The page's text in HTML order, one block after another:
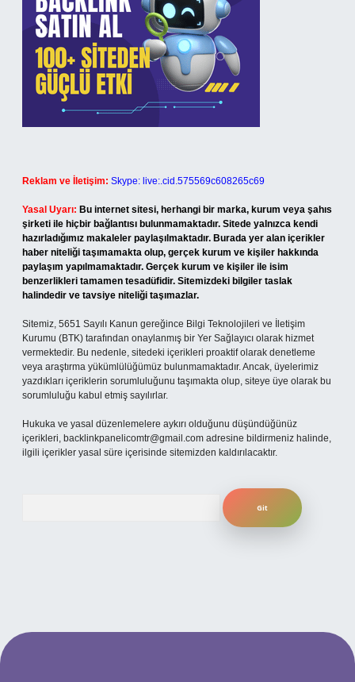
Reklam ve İletişim: Skype: live:.cid.575569c608265c69
Yasal Uyarı: Bu internet sitesi, herhangi bir marka, kurum veya şahıs
şirketi ile hiçbir bağlantısı bulunmamaktadır. Sitede yalnızca kendi
hazırladığımız makaleler paylaşılmaktadır. Burada yer alan içerikler
haber niteliği taşımamakta olup, gerçek kurum ve kişiler hakkında
paylaşım yapılmamaktadır. Gerçek kurum ve kişiler ile isim
benzerlikleri tamamen tesadüfidir. Sitemizdeki bilgiler taslak
halindedir ve tavsiye niteliği taşımazlar.
Sitemiz, 5651 Sayılı Kanun gereğince Bilgi Teknolojileri ve İletişim
Kurumu (BTK) tarafından onaylanmış bir Yer Sağlayıcı olarak hizmet
vermektedir. Bu nedenle, sitedeki içerikleri proaktif olarak denetleme
veya araştırma yükümlülüğümüz bulunmamaktadır. Ancak, üyelerimiz
yazdıkları içeriklerin sorumluluğunu taşımakta olup, siteye üye olarak bu
sorumluluğu kabul etmiş sayılırlar.
Hukuka ve yasal düzenlemelere aykırı olduğunu düşündüğünüz
içerikleri, backlinkpanelicomtr@gmail.com adresine bildirmeniz halinde,
ilgili içerikler yasal süre içerisinde sitemizden kaldırılacaktır.